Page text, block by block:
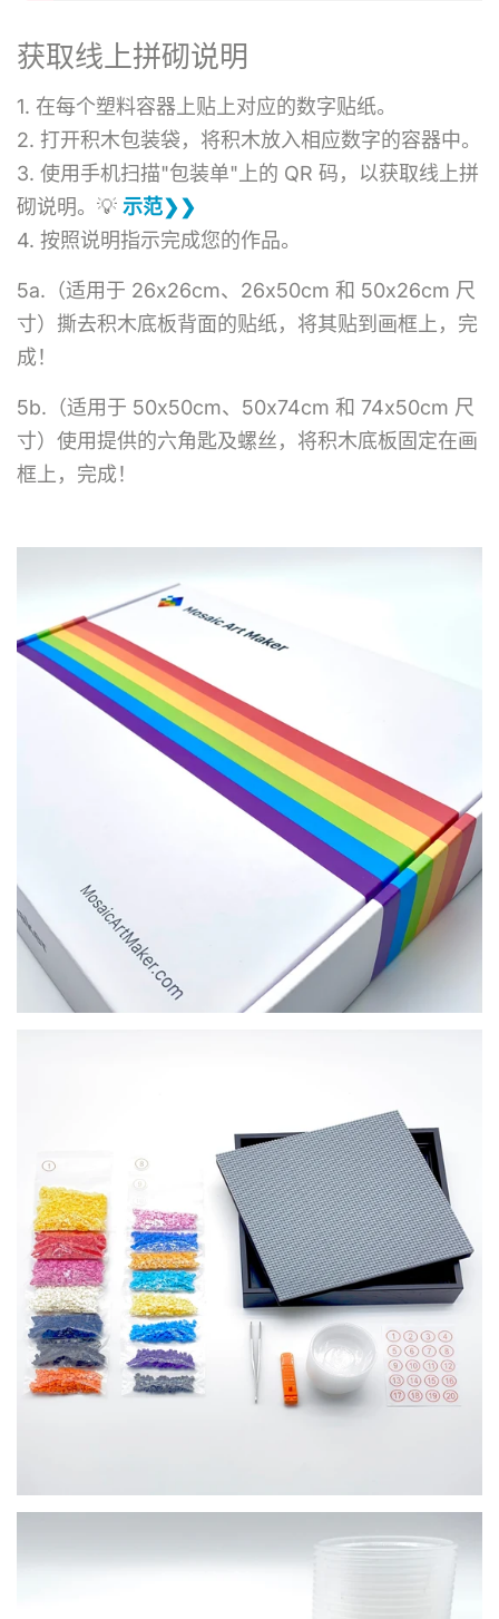
获取线上拼砌说明
1. 在每个塑料容器上贴上对应的数字贴纸。
2. 打开积木包装袋，将积木放入相应数字的容器中。
3. 使用手机扫描"包装单"上的 QR 码，以获取线上拼
砌说明。💡 示范❯❯
4. 按照说明指示完成您的作品。
5a.（适用于 26x26cm、26x50cm 和 50x26cm 尺
寸）撕去积木底板背面的贴纸，将其贴到画框上，完
成！
5b.（适用于 50x50cm、50x74cm 和 74x50cm 尺
寸）使用提供的六角匙及螺丝，将积木底板固定在画
框上，完成！